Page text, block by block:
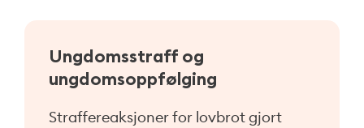
Ungdomsstraff og
ungdomsoppfølging
Straffereaksjoner for lovbrot gjort